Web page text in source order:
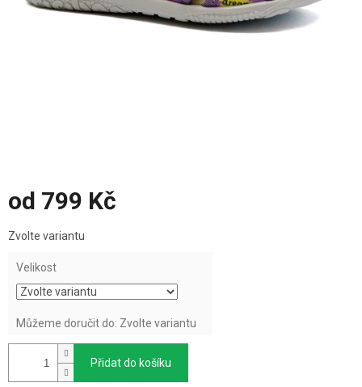
od 799 Kč
cena:
Zvolte variantu
Velikost
Můžeme doručit do: Zvolte variantu
Přidat do košíku